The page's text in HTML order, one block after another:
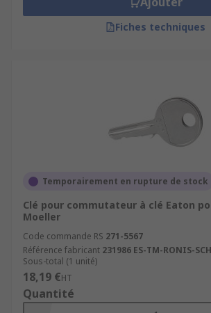
Fiches techniques
Temporairement en rupture de stock
Clé pour commutateur à clé Eaton
Moeller
Code commande RS 271-5567
Référence fabricant 231986 ES-TM-RONIS-
Sous-total (1 unité)
18,19 €HT
Quantité